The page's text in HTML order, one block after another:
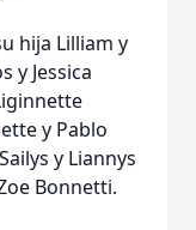
hija Lilliam y
y Jessica
y Pablo
y Liannys
Bonnetti.